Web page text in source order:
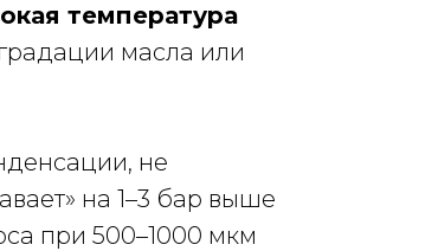
температура
масла или
не
на 1–3 бар выше
при 500–1000 мкм